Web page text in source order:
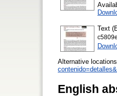
Text
Alternative
English